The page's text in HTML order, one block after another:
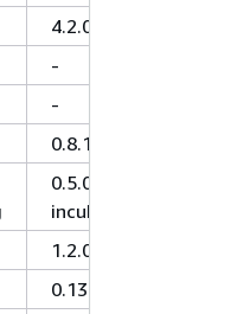
4.2.0
-
-
0.8.1
0.5.0-
incubating
1.2.0
0.13.0